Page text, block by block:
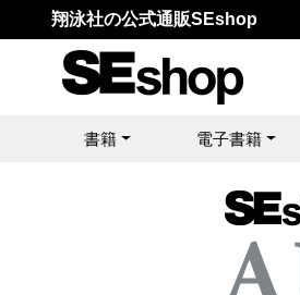
翔泳社の公式通販SEshop
書籍 電子書籍